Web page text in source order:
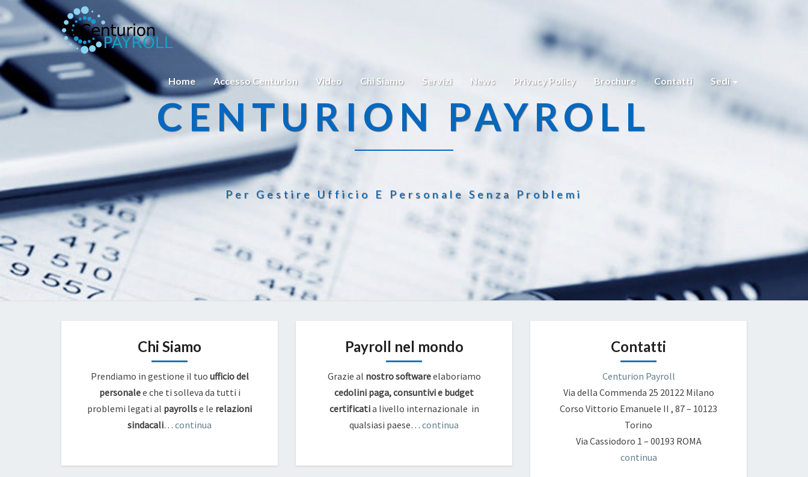
Home Accesso Centurion Video Chi Siamo Servizi News Privacy Policy Brochure Contatti Sedi
CENTURION PAYROLL
Per Gestire Ufficio E Personale Senza Problemi
Chi Siamo
Prendiamo in gestione il tuo ufficio del
personalee che ti solleva da tutti i
problemi legati al payrollse le relazioni
sindacali… continua
Payroll nel mondo
Grazie al nostro softwareelaboriamo
cedolini paga, consuntivi e budget
certificatia livello internazionale in
qualsiasi paese… continua
Contatti
Centurion Payroll
Via della Commenda 25 20122 Milano
Corso Vittorio Emanuele II , 87 – 10123
Torino
Via Cassiodoro 1 – 00193 ROMA
continua